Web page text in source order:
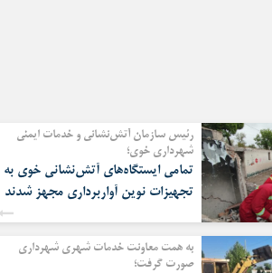
رئیس سازمان آتش‌نشانی و خدمات ایمنی
شهرداری خوی؛
تمامی ایستگاه‌های آتش‌نشانی خوی به
تجهیزات نوین آواربرداری مجهز شدند
به همت معاونت خدمات شهری شهرداری
صورت گرفت؛